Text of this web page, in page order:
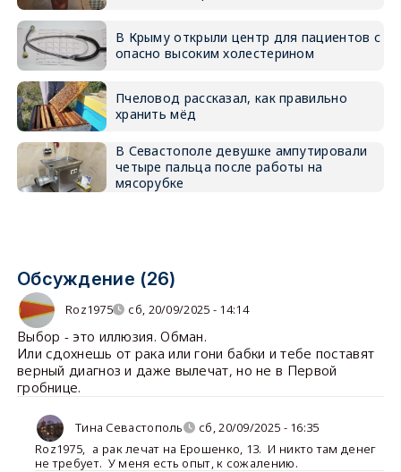
В Крыму открыли центр для пациентов с
опасно высоким холестерином
Пчеловод рассказал, как правильно
хранить мёд
В Севастополе девушке ампутировали
четыре пальца после работы на
мясорубке
Обсуждение (26)
Roz1975 сб, 20/09/2025 - 14:14
Выбор - это иллюзия. Обман.
Или сдохнешь от рака или гони бабки и тебе поставят
верный диагноз и даже вылечат, но не в Первой
гробнице.
Тина Севастополь
сб, 20/09/2025 - 16:35
Roz1975, а рак лечат на Ерошенко, 13. И никто там денег
не требует. У меня есть опыт, к сожалению.